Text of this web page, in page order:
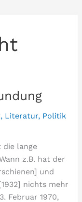
, Literatur, Politik
die lange
z.B. hat der
und
nichts mehr
Februar 1970,